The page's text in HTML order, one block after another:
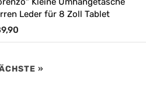
Leder für 8 Zoll Tablet
Preis
»